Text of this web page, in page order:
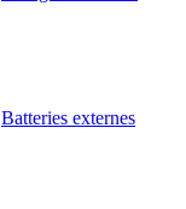
Batteries externes